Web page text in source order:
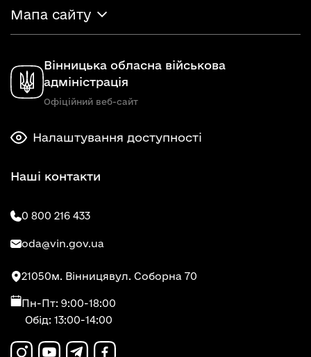
Мапа сайту
Вінницька обласна військова
адміністрація
Офіційний веб-сайт
Налаштування доступності
Наші контакти
0 800 216 433
oda@vin.gov.ua
21050м. Вінницявул. Соборна 70
Пн-Пт: 9:00-18:00
Обід: 13:00-14:00